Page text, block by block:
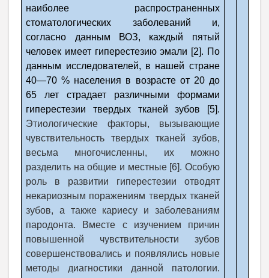
наиболее распространенных
стоматологических заболеваний и,
согласно данным ВОЗ, каждый пятый
человек имеет гиперестезию эмали [2]. По
данным исследователей, в нашей стране
40—70 % населения в возрасте от 20 до
65 лет страдает различными формами
гиперестезии твердых тканей зубов
[5].
Этиологические факторы, вызывающие
чувствительность твердых тканей зубов,
весьма многочисленны, их можно
разделить на общие и местные [6]. Особую
роль в развитии гиперестезии отводят
некариозным поражениям твердых тканей
зубов, а также кариесу и заболеваниям
пародонта. Вместе с изучением причин
повышенной чувствительности зубов
совершенствовались и появлялись новые
методы диагностики данной патологии.